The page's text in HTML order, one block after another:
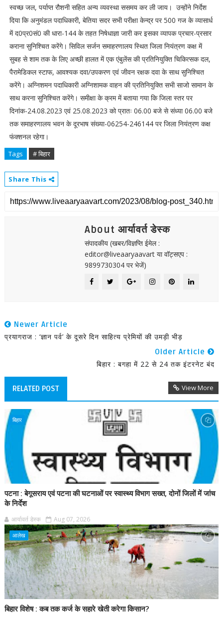
स्वच्छ जल, पर्याप्त रौशनी सहित अन्य व्यवस्था ससमय कर ली जाय। उन्होंने निर्देश
दिया कि अनुमंडल पदाधिकारी, बेतिया सदर सभी परीक्षा केन्द्र पर 500 गज के व्यासार्ध
में द0प्र0सं0 की धारा-144 के तहत निषेधाज्ञा जारी कर इसका व्यापक प्रचार-प्रसार
कराना सुनिश्चित करेंगे। सिविल सर्जन समाहरणालय स्थित जिला नियंत्रण कक्ष में
सुबह से शाम तक के लिए अच्छी हालत में एक एंबुलेंस की प्रतिनियुक्ति चिकित्सक दल,
पैरामेडिकल स्टाफ, आवश्यक दवा/उपकरण एवं जीवन रक्षक दवा के साथ सुनिश्चित
करेंगे। अग्निशमन पदाधिकारी अग्निशामक वाहन की प्रतिनियुक्ति सभी साजो सामान के
साथ करना सुनिश्चित करेंगे। समीक्षा के क्रम में बताया गया कि जिला स्तर पर
दिनांक-24.08.2023 एवं 25.08.2023 को प्रातः 06.00 बजे से संध्या 06.00 बजे
तक समाहरणालय भवन के दूरभाष संख्या-06254-246144 पर जिला नियंत्रण कक्ष
फंक्शनल रहेगा।
Tags # बिहार
Share This
About आर्यावर्त डेस्क
संपादकीय (खबर/विज्ञप्ति ईमेल :
editor@liveaaryaavart या वॉट्सएप :
9899730304 पर भेजें)
Newer Article
प्रयागराज : ‘ज्ञान पर्व’ के दूसरे दिन साहित्य प्रेमियों की उमड़ी भीड़
Older Article
बिहार : बगहा में 22 से 24 तक इंटरनेट बंद
RELATED POST View More
बिहार
पटना : बेगूसराय एवं पटना की घटनाओं पर स्वास्थ्य विभाग सख्त, दोनों जिलों में जांच
के निर्देश
आर्यावर्त डेस्क Aug 07, 2026
आलेख
बिहार विशेष : कब तक कर्ज के सहारे खेती करेगा किसान?